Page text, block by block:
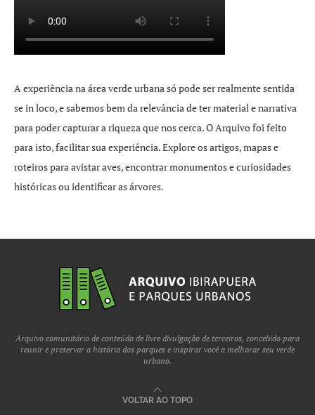
A experiência na área verde urbana só pode ser realmente sentida
se in loco, e sabemos bem da relevância de ter material e narrativa
para poder capturar a riqueza que nos cerca. O Arquivo foi feito
para isto, facilitar sua experiência. Explore os artigos, mapas e
roteiros para avistar aves, encontrar monumentos e curiosidades
históricas ou identificar as árvores.
Arquivo comunitário de conteúdo de livre divulgação de terceiros, concebido para
reunir e preservar a história dos parques e inspirar você a melhorar seu verde
urbano.
VOLTAR AO TOPO